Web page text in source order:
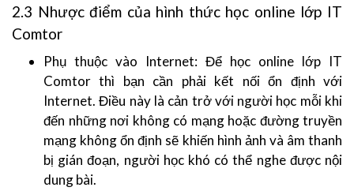
2.3 Nhược điểm của hình thức học online lớp IT
Comtor
Phụ thuộc vào Internet: Để học online lớp IT
Comtor thì bạn cần phải kết nối ổn định với
Internet. Điều này là cản trở với người học mỗi khi
đến những nơi không có mạng hoặc đường truyền
mạng không ổn định sẽ khiến hình ảnh và âm thanh
bị gián đoạn, người học khó có thể nghe được nội
dung bài.